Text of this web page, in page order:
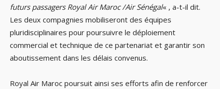
futurs passagers Royal Air Maroc /Air Sénégal« , a-t-il dit.
Les deux compagnies mobiliseront des équipes
pluridisciplinaires pour poursuivre le déploiement
commercial et technique de ce partenariat et garantir son
aboutissement dans les délais convenus.
Royal Air Maroc poursuit ainsi ses efforts afin de renforcer